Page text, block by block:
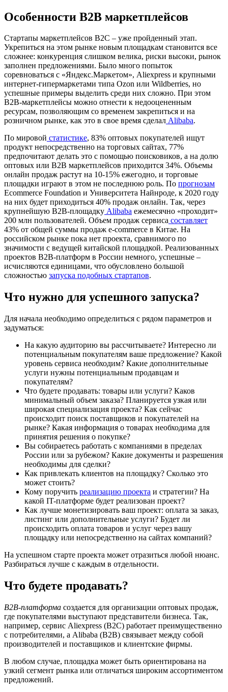
Особенности B2B маркетплейсов
Стартапы маркетплейсов B2C – уже пройденный этап.
Укрепиться на этом рынке новым площадкам становится все
сложнее: конкуренция слишком велика, риски высоки, рынок
заполнен предложениями. Было много попыток
соревноваться с «Яндекс.Маркетом», Aliexpress и крупными
интернет-гипермаркетами типа Ozon или Wildberries, но
успешные примеры выделить среди них сложно. При этом
B2B-маркетплейсы можно отнести к недооцененным
ресурсам, позволяющим со временем закрепиться и на
розничном рынке, как это в свое время сделал Alibaba.
По мировой статистике, 83% оптовых покупателей ищут
продукт непосредственно на торговых сайтах, 77%
предпочитают делать это с помощью поисковиков, а на долю
оптовых или B2B маркетплейсов приходится 34%. Объемы
онлайн продаж растут на 10-15% ежегодно, и торговые
площадки играют в этом не последнюю роль. По прогнозам
Ecommerce Foundation и Университета Найнроде, к 2020 году
на них будет приходиться 40% продаж онлайн. Так, через
крупнейшую B2B-площадку Alibaba ежемесячно «проходит»
200 млн пользователей. Объем продаж сервиса составляет
43% от общей суммы продаж e-commerce в Китае. На
российском рынке пока нет проекта, сравнимого по
значимости с ведущей китайской площадкой. Реализованных
проектов B2B-платформ в России немного, успешные –
исчисляются единицами, что обусловлено большой
сложностью запуска подобных стартапов.
Что нужно для успешного запуска?
Для начала необходимо определиться с рядом параметров и
задуматься:
На какую аудиторию вы рассчитываете? Интересно ли
потенциальным покупателям ваше предложение? Какой
уровень сервиса необходим? Какие дополнительные
услуги нужны потенциальным продавцам и
покупателям?
Что будете продавать: товары или услуги? Каков
минимальный объем заказа? Планируется узкая или
широкая специализация проекта? Как сейчас
происходит поиск поставщиков и покупателей на
рынке? Какая информация о товарах необходима для
принятия решения о покупке?
Вы собираетесь работать с компаниями в пределах
России или за рубежом? Какие документы и разрешения
необходимы для сделки?
Как привлекать клиентов на площадку? Сколько это
может стоить?
Кому поручить реализацию проекта и стратегии? На
какой IT-платформе будет реализован проект?
Как лучше монетизировать ваш проект: оплата за заказ,
листинг или дополнительные услуги? Будет ли
происходить оплата товаров и услуг через вашу
площадку или непосредственно на сайтах компаний?
На успешном старте проекта может отразиться любой нюанс.
Разбираться лучше с каждым в отдельности.
Что будете продавать?
B2B-платформа создается для организации оптовых продаж,
где покупателями выступают представители бизнеса. Так,
например, сервис Aliexpress (B2C) работает преимущественно
с потребителями, а Alibaba (B2B) связывает между собой
производителей и поставщиков и клиентские фирмы.
В любом случае, площадка может быть ориентирована на
узкий сегмент рынка или отличаться широким ассортиментом
предложений.